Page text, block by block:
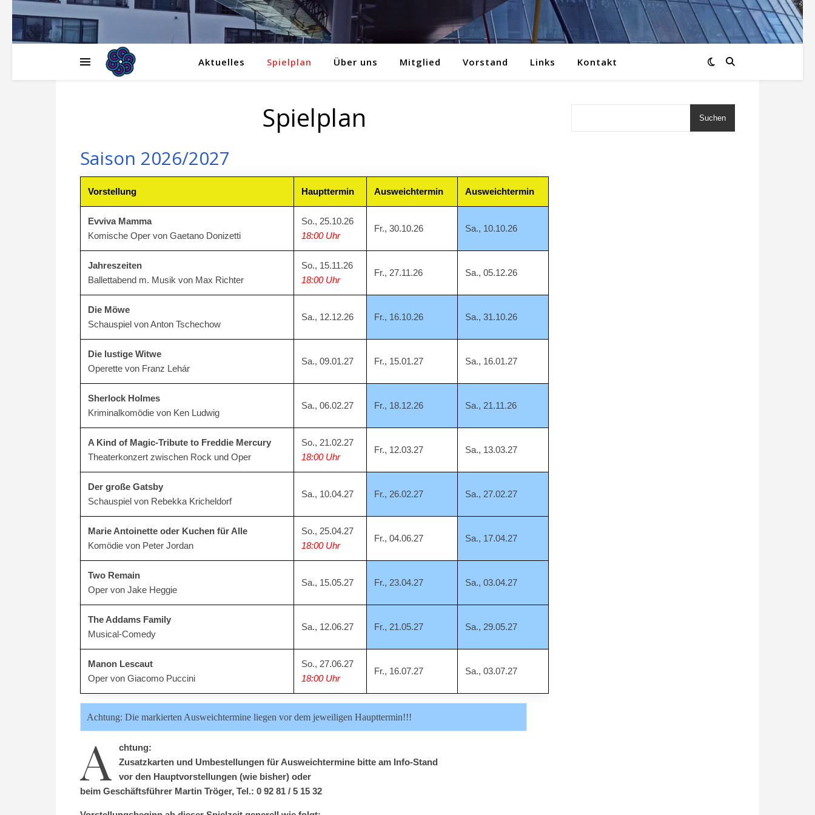
Aktuelles Spielplan Über uns Mitglied Vorstand Links Kontakt
Spielplan
Saison 2026/2027
Vorstellung Haupttermin Ausweichtermin Ausweichtermin
Evviva Mamma
Komische Oper von Gaetano Donizetti
So., 25.10.26
18:00 Uhr
Fr., 30.10.26 Sa., 10.10.26
Jahreszeiten
Ballettabend m. Musik von Max Richter
So., 15.11.26
18:00 Uhr
Fr., 27.11.26 Sa., 05.12.26
Die Möwe
Schauspiel von Anton Tschechow
Sa., 12.12.26 Fr., 16.10.26 Sa., 31.10.26
Die lustige Witwe
Operette von Franz Lehár
Sa., 09.01.27 Fr., 15.01.27 Sa., 16.01.27
Sherlock Holmes
Kriminalkomödie von Ken Ludwig
Sa., 06.02.27 Fr., 18.12.26 Sa., 21.11.26
A Kind of Magic-Tribute to Freddie Mercury
Theaterkonzert zwischen Rock und Oper
So., 21.02.27
18:00 Uhr
Fr., 12.03.27 Sa., 13.03.27
Der große Gatsby
Schauspiel von Rebekka Kricheldorf
Sa., 10.04.27 Fr., 26.02.27 Sa., 27.02.27
Marie Antoinette oder Kuchen für Alle
Komödie von Peter Jordan
So., 25.04.27
18:00 Uhr
Fr., 04.06.27 Sa., 17.04.27
Two Remain
Oper von Jake Heggie
Sa., 15.05.27 Fr., 23.04.27 Sa., 03.04.27
The Addams Family
Musical-Comedy
Sa., 12.06.27 Fr., 21.05.27 Sa., 29.05.27
Manon Lescaut
Oper von Giacomo Puccini
So., 27.06.27
18:00 Uhr
Fr., 16.07.27 Sa., 03.07.27
Achtung: Die markierten Ausweichtermine liegen vor dem jeweiligen Haupttermin!!!
A
chtung:
Zusatzkarten und Umbestellungen für Ausweichtermine bitte am Info-Stand
vor den Hauptvorstellungen (wie bisher) oder
beim Geschäftsführer Martin Tröger, Tel.: 0 92 81 / 5 15 32
Suchen